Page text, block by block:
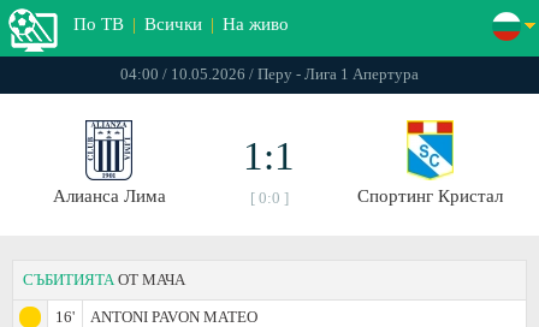
По ТВ | Всички | На живо
04:00 / 10.05.2026 / Перу - Лига 1 Апертура
Алианса Лима
1:1
[ 0:0 ] Спортинг Кристал
СЪБИТИЯТА ОТ МАЧА
16'
ANTONI PAVON MATEO